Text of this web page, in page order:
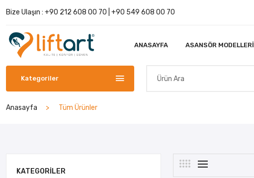
Bize Ulaşın : +90 212 608 00 70 +90 549 608 00 70
ANASAYFA ASANSÖR MODELLERI
Kategoriler
Anasayfa Tüm Ürünler
KATEGORILER